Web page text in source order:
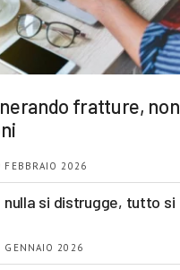
fratture, non
FEBBRAIO 2026
nulla si distrugge, tutto si
GENNAIO 2026